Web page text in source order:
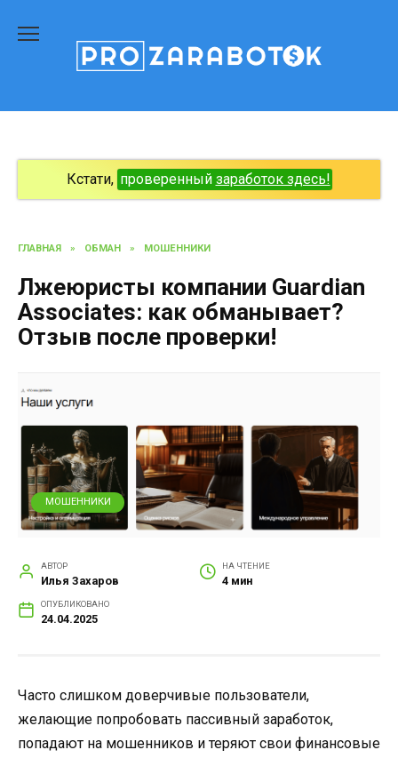
содержанию
Кстати, проверенный заработок здесь!
ГЛАВНАЯ » ОБМАН » МОШЕННИКИ
Лжеюристы компании Guardian
Associates: как обманывает?
Отзыв после проверки!
МОШЕННИКИ
АВТОР
Илья Захаров
НА ЧТЕНИЕ
4 мин
ОПУБЛИКОВАНО
24.04.2025
Часто слишком доверчивые пользователи,
желающие попробовать пассивный заработок,
попадают на мошенников и теряют свои финансовые